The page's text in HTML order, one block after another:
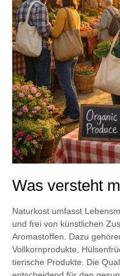
Was versteht
Naturkost umfasst
und frei von künstlichen
Aromastoffen. Dazu
Vollkornprodukte,
tierische Produkte. Die